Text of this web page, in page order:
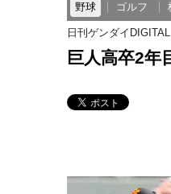
野球 ゴルフ
日刊ゲンダイDIGITAL
巨人高卒2年